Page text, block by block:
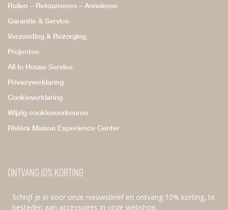
Ruilen – Retourneren – Annuleren
Garantie & Service
Verzending & Bezorging
Projecten
All In House Service
Privacyverklaring
Cookieverklaring
Wijzig cookievoorkeuren
Rivièra Maison Experience Center
Ontvang 10% korting
Schrijf je in voor onze nieuwsbrief en ontvang 10% korting, te
besteden aan accessoires in onze webshop.